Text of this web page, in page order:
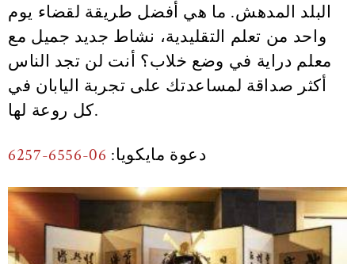
البلد المدهش. ما هي أفضل طريقة لقضاء يوم
واحد من تعلم التقليدية، نشاط جديد جميل مع
معلم دراية في وضع خلاب؟ أنت لن تجد الناس
أكثر صداقة لمساعدتك على تجربة اليابان في
كل روعة لها.
دعوة مايكويا: 06-6556-6257